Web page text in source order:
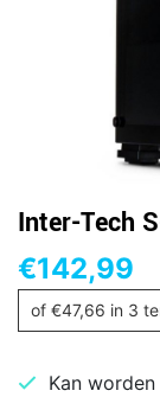
Inter-Tech
€142,99
of €47,66 in 3
Kan